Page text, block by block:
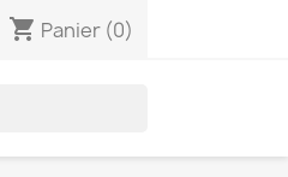
shopping_cart Panier (0)